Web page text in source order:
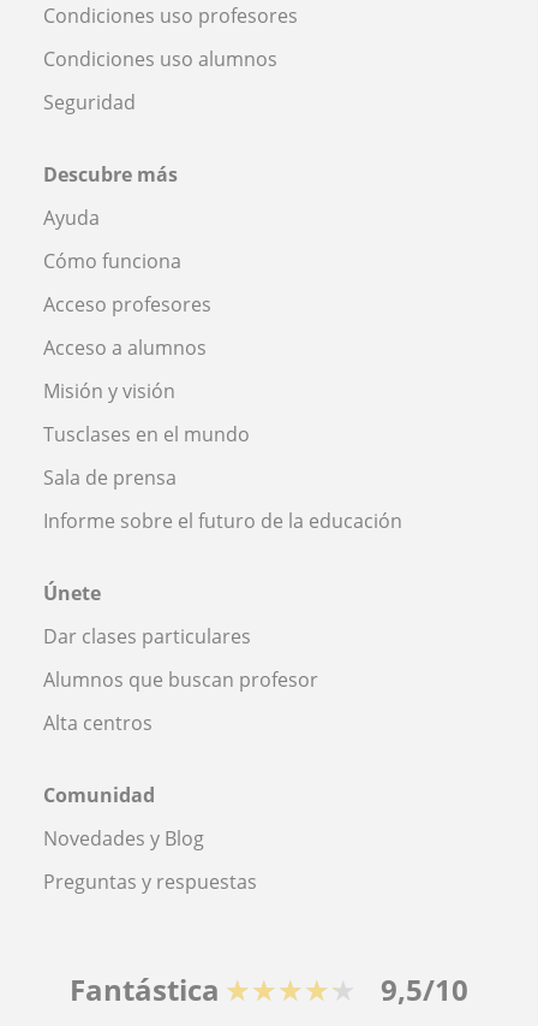
Condiciones uso profesores
Condiciones uso alumnos
Seguridad
Descubre más
Ayuda
Cómo funciona
Acceso profesores
Acceso a alumnos
Misión y visión
Tusclases en el mundo
Sala de prensa
Informe sobre el futuro de la educación
Únete
Dar clases particulares
Alumnos que buscan profesor
Alta centros
Comunidad
Novedades y Blog
Preguntas y respuestas
Fantástica ★★★★★ 9,5/10